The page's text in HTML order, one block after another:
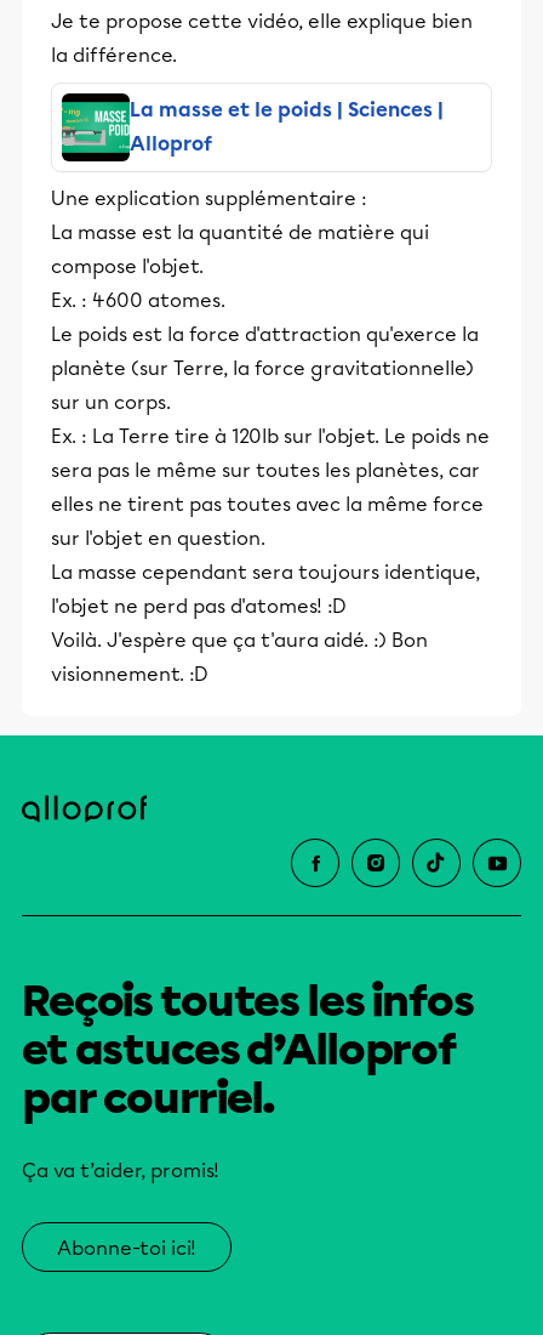
Je te propose cette vidéo, elle explique bien
la différence.
La masse et le poids | Sciences |
Alloprof
Une explication supplémentaire :
La masse est la quantité de matière qui
compose l'objet.
Ex. : 4600 atomes.
Le poids est la force d'attraction qu'exerce la
planète (sur Terre, la force gravitationnelle)
sur un corps.
Ex. : La Terre tire à 120lb sur l'objet. Le poids ne
sera pas le même sur toutes les planètes, car
elles ne tirent pas toutes avec la même force
sur l'objet en question.
La masse cependant sera toujours identique,
l'objet ne perd pas d'atomes! :D
Voilà. J'espère que ça t'aura aidé. :) Bon
visionnement. :D
Reçois toutes les infos
et astuces d’Alloprof
par courriel.
Ça va t’aider, promis!
Abonne-toi ici!